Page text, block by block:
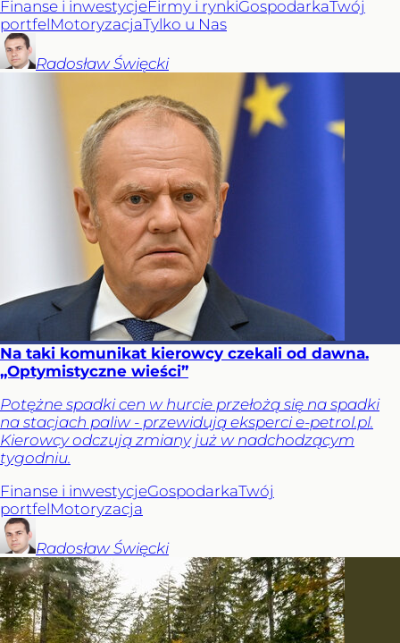
Finanse i inwestycjeFirmy i rynkiGospodarkaTwój
portfelMotoryzacjaTylko u Nas
Radosław Święcki
Na taki komunikat kierowcy czekali od dawna.
„Optymistyczne wieści”
Potężne spadki cen w hurcie przełożą się na spadki
na stacjach paliw - przewidują eksperci e-petrol.pl.
Kierowcy odczują zmiany już w nadchodzącym
tygodniu.
Finanse i inwestycjeGospodarkaTwój
portfelMotoryzacja
Radosław Święcki